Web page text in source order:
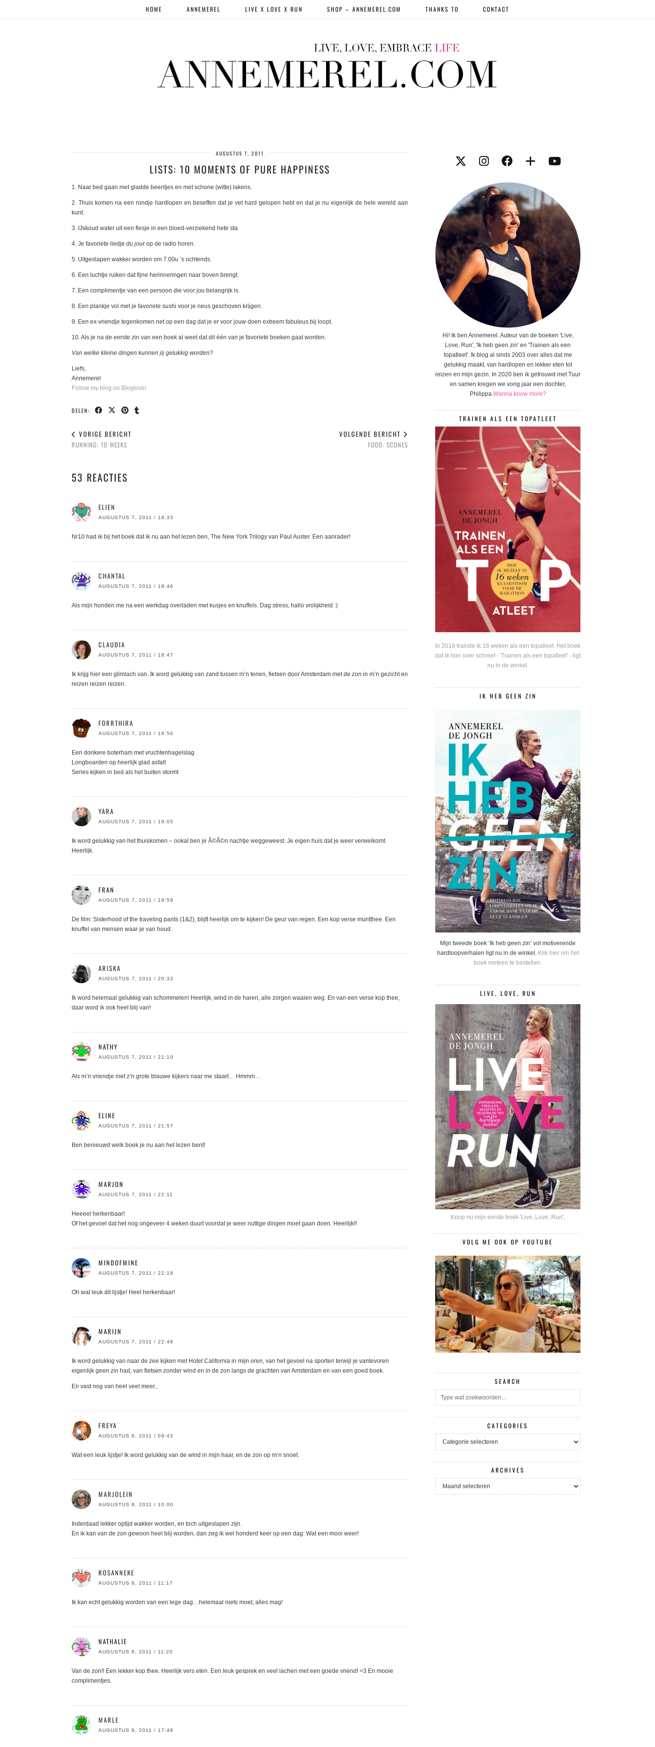
HOME ANNEMEREL LIVE X LOVE X RUN SHOP – ANNEMEREL.COM THANKS TO CONTACT
AUGUSTUS 7, 2011
LISTS: 10 MOMENTS OF PURE HAPPINESS
1. Naar bed gaan met gladde beentjes en met schone (witte) lakens.
2. Thuis komen na een rondje hardlopen en beseffen dat je vet hard gelopen hebt en dat je nu eigenlijk de hele wereld aan
kunt.
3. IJskoud water uit een flesje in een bloed-verziekend hete sta
4. Je favoriete liedje du jourop de radio horen.
5. Uitgeslapen wakker worden om 7.00u ’s ochtends.
6. Een luchtje ruiken dat fijne herinneringen naar boven brengt.
7. Een complimentje van een persoon die voor jou belangrijk is.
8. Een plankje vol met je favoriete sushi voor je neus geschoven krijgen.
9. Een ex-vriendje tegenkomen net op een dag dat je er voor jouw doen extreem fabuleus bij loopt.
10. Als je na de eerste zin van een boek al weet dat dit één van je favoriete boeken gaat worden.
Van welke kleine dingen kunnen jij gelukkig worden?
Liefs,
Annemerel
Follow my blog on Bloglovin
DELEN:
VORIGE BERICHT
RUNNING: 10 WEEKS
VOLGENDE BERICHT
FOOD: SCONES
53 REACTIES
ELIEN
AUGUSTUS 7, 2011 / 18:33
Nr10 had ik bij het boek dat ik nu aan het lezen ben, The New York Trilogy van Paul Auster. Een aanrader!
CHANTAL
AUGUSTUS 7, 2011 / 18:46
Als mijn honden me na een werkdag overladen met kusjes en knuffels. Dag stress, hallo vrolijkheid :)
CLAUDIA
AUGUSTUS 7, 2011 / 18:47
Ik krijg hier een glimlach van. Ik word gelukkig van zand tussen m’n tenen, fietsen door Amsterdam met de zon in m’n gezicht en
reizen reizen reizen.
FORRTHIRA
AUGUSTUS 7, 2011 / 18:56
Een donkere boterham met vruchtenhagelslag
Longboarden op heerlijk glad asfalt
Series kijken in bed als het buiten stormt
YARA
AUGUSTUS 7, 2011 / 19:05
Ik word gelukkig van het thuiskomen – ookal ben je Ã©Ã©n nachtje weggeweest. Je eigen huis dat je weer verwelkomt.
Heerlijk.
FRAN
AUGUSTUS 7, 2011 / 19:59
De film: Sisterhood of the traveling pants (1&2), blijft heerlijk om te kijken! De geur van regen. Een kop verse muntthee. Een
knuffel van mensen waar je van houd.
ARISKA
AUGUSTUS 7, 2011 / 20:33
Ik word helemaal gelukkig van schommelen! Heerlijk, wind in de haren, alle zorgen waaien weg. En van een verse kop thee,
daar word ik ook heel blij van!
NATHY
AUGUSTUS 7, 2011 / 21:10
Als m’n vriendje met z’n grote blauwe kijkers naar me staart… Hmmm…
ELINE
AUGUSTUS 7, 2011 / 21:57
Ben benieuwd welk boek je nu aan het lezen bent!
MARJON
AUGUSTUS 7, 2011 / 22:11
Heeeel herkenbaar!
Of het gevoel dat het nog ongeveer 4 weken duurt voordat je weer nuttige dingen moet gaan doen. Heerlijk!!
MINDOFMINE
AUGUSTUS 7, 2011 / 22:18
Oh wat leuk dit lijstje! Heel herkenbaar!
MARIJN
AUGUSTUS 7, 2011 / 22:48
Ik word gelukkig van naar de zee kijken met Hotel California in mijn oren, van het gevoel na sporten terwijl je vantevoren
eigenlijk geen zin had, van fietsen zonder wind en in de zon langs de grachten van Amsterdam en van een goed boek.
En vast nog van heel veel meer..
FREYA
AUGUSTUS 8, 2011 / 09:43
Wat een leuk lijstje! Ik word gelukkig van de wind in mijn haar, en de zon op m’n snoet.
MARJOLEIN
AUGUSTUS 8, 2011 / 10:00
Inderdaad lekker optijd wakker worden, en toch uitgeslapen zijn.
En ik kan van de zon gewoon heel blij worden, dan zeg ik wel honderd keer op een dag: Wat een mooi weer!
ROSANNEKE
AUGUSTUS 8, 2011 / 11:17
Ik kan echt gelukkig worden van een lege dag…helemaal niets moet, alles mag!
NATHALIE
AUGUSTUS 8, 2011 / 11:20
Van de zon!! Een lekker kop thee. Heerlijk vers eten. Een leuk gesprek en veel lachen met een goede vriend! <3 En mooie
complimentjes.
MARLE
AUGUSTUS 8, 2011 / 17:48
Hi! Ik ben Annemerel. Auteur van de boeken 'Live,
Love, Run', 'Ik heb geen zin' en 'Trainen als een
topatleet'. Ik blog al sinds 2003 over alles dat me
gelukkig maakt, van hardlopen en lekker eten tot
reizen en mijn gezin. In 2020 ben ik getrouwd met Tuur
en samen kregen we vorig jaar een dochter,
Philippa.Wanna know more?
TRAINEN ALS EEN TOPATLEET
In 2018 trainde ik 16 weken als een topatleet. Het boek
dat ik hier over schreef - 'Trainen als een topatleet' - ligt
nu in de winkel.
IK HEB GEEN ZIN
Mijn tweede boek ‘Ik heb geen zin’ vol motiverende
hardloopverhalen ligt nu in de winkel. Klik hier om het
boek meteen te bestellen.
LIVE, LOVE, RUN
Koop nu mijn eerste boek 'Live, Love, Run'.
VOLG ME OOK OP YOUTUBE
SEARCH
CATEGORIES
CATEGORIES
ARCHIVES
ARCHIVES